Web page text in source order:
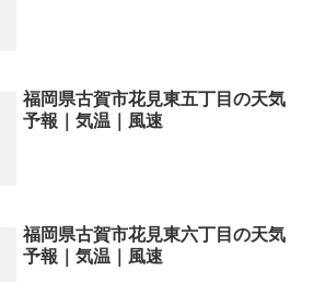
福岡県古賀市花見東五丁目の天気
予報｜気温｜風速
福岡県古賀市花見東六丁目の天気
予報｜気温｜風速